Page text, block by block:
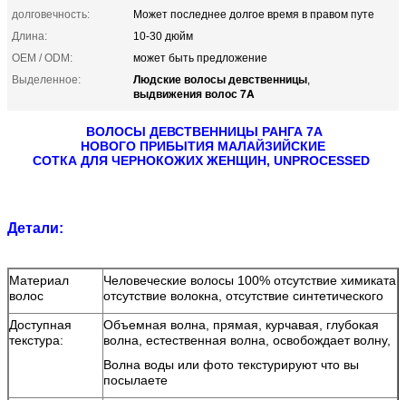
долговечность:
Может последнее долгое время в правом путе
Длина:
10-30 дюйм
OEM / ODM:
может быть предложение
Выделенное:
Людские волосы девственницы,
выдвижения волос 7A
ВОЛОСЫ ДЕВСТВЕННИЦЫ РАНГА 7A
НОВОГО ПРИБЫТИЯ МАЛАЙЗИЙСКИЕ
СОТКА ДЛЯ ЧЕРНОКОЖИХ ЖЕНЩИН, UNPROCESSED
Детали:
Материал
волос
Человеческие волосы 100% отсутствие химиката
отсутствие волокна, отсутствие синтетического
Доступная
текстура:
Объемная волна, прямая, курчавая, глубокая
волна, естественная волна, освобождает волну,
Волна воды или фото текстурируют что вы
посылаете